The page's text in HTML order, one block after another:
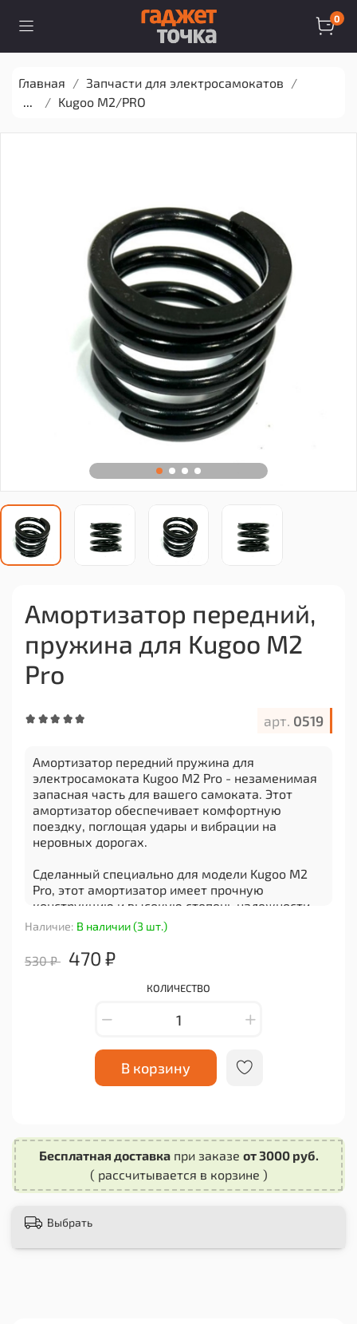
0
Главная
Запчасти для электросамокатов
...
Kugoo M2/PRO
арт. 0519
Наличие: В наличии (3 шт.)
Амортизатор передний,
пружина для Kugoo M2
Pro
530 ₽ 470 ₽
КОЛИЧЕСТВО
В корзину
Амортизатор передний пружина для
электросамоката Kugoo M2 Pro - незаменимая
запасная часть для вашего самоката. Этот
амортизатор обеспечивает комфортную
поездку, поглощая удары и вибрации на
неровных дорогах.
Сделанный специально для модели Kugoo M2
Pro, этот амортизатор имеет прочную
конструкцию и высокую степень надежности.
Он легко устанавливается и подходит как для
профессиональных райдеров, так и для
новичков.
Благодаря переднему расположению, этот
движение во время езды на самокате. Он
наслаждаться комфортной поездкой даже на
самых сложных участках дороги.
избежать возможных травм и повреждений при
движении по неровной местности или при
пересечении препятствий.
электросамоката Kugoo M2 Pro сейчас и
Бесплатная доставкапри заказе от 3000 руб.
( рассчитывается в корзине )
Выбрать